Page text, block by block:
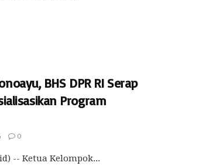
BHS DPR RI Serap
Program
0
-- Ketua Kelompok...